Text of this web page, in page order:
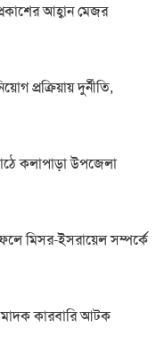
আহ্বান মেজর
প্রক্রিয়ায় দুর্নীতি,
কলাপাড়া উপজেলা
মিসর-ইসরায়েল সম্পর্কে
মাদক কারবারি আটক